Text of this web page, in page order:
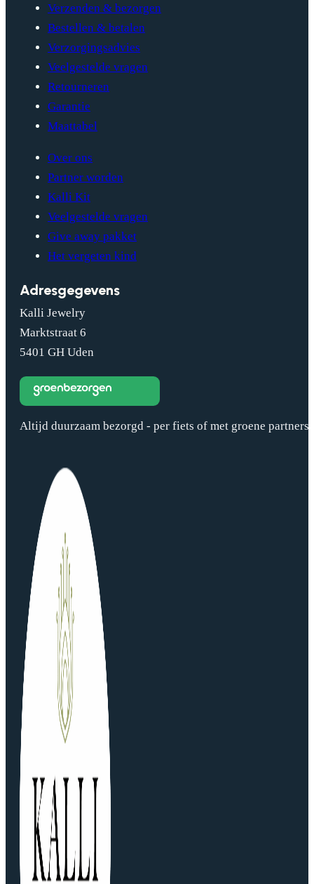
Verzenden & bezorgen
Bestellen & betalen
Verzorgingsadvies
Veelgestelde vragen
Retourneren
Garantie
Maattabel
Over ons
Partner worden
Kalli Kit
Veelgestelde vragen
Give away pakket
Het vergeten kind
Adresgegevens
Kalli Jewelry
Marktstraat 6
5401 GH Uden
Altijd duurzaam bezorgd - per fiets of met groene partners